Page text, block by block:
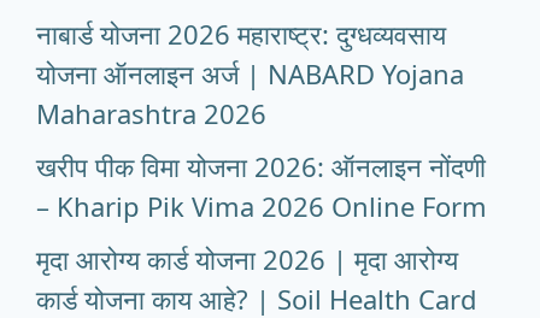
नाबार्ड योजना 2026 महाराष्ट्र: दुग्धव्यवसाय
योजना ऑनलाइन अर्ज | NABARD Yojana
Maharashtra 2026
खरीप पीक विमा योजना 2026: ऑनलाइन नोंदणी
– Kharip Pik Vima 2026 Online Form
मृदा आरोग्य कार्ड योजना 2026 | मृदा आरोग्य
कार्ड योजना काय आहे? | Soil Health Card